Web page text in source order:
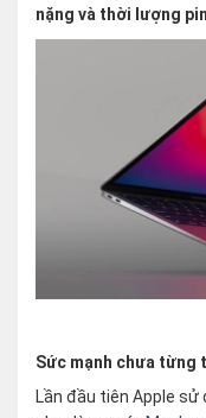
nặng và thời lượng
Sức mạnh chưa từng
Lần đầu tiên Apple